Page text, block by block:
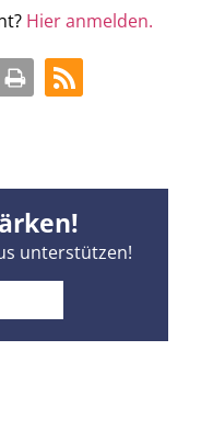
Hier anmelden.
unterstützen!